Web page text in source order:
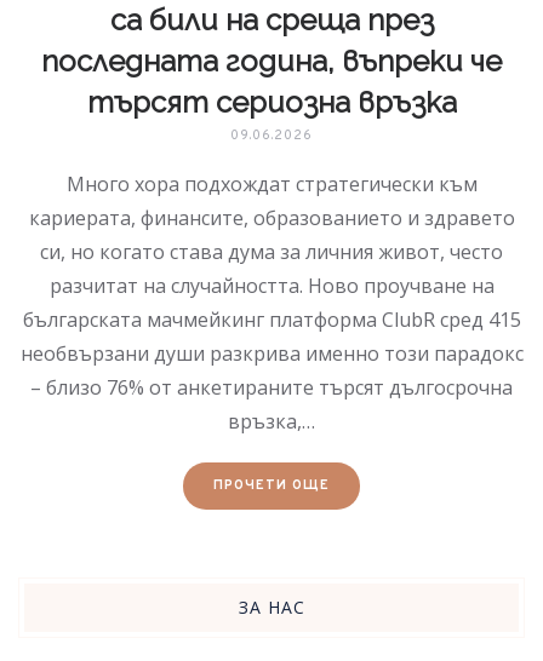
са били на среща през
последната година, въпреки че
търсят сериозна връзка
09.06.2026
Много хора подхождат стратегически към
кариерата, финансите, образованието и здравето
си, но когато става дума за личния живот, често
разчитат на случайността. Ново проучване на
българската мачмейкинг платформа ClubR сред 415
необвързани души разкрива именно този парадокс
– близо 76% от анкетираните търсят дългосрочна
връзка,…
ПРОЧЕТИ ОЩЕ
ЗА НАС